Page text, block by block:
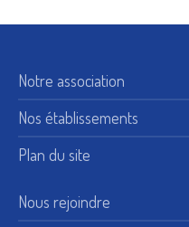
Notre association
Nos établissements
Plan du site
Nous rejoindre